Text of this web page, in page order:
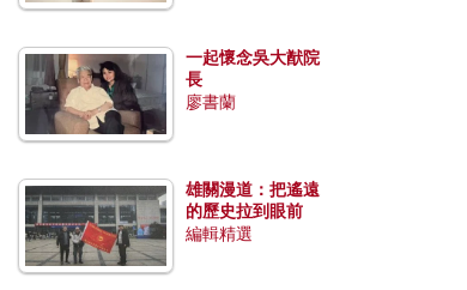
一起懷念吳大猷院
長
廖書蘭
雄關漫道：把遙遠
的歷史拉到眼前
編輯精選